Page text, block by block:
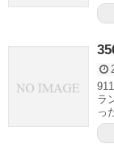
ラ
っ